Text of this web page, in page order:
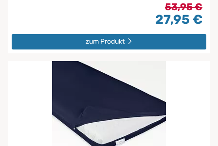
53,95 €
27,95 €
zum Produkt